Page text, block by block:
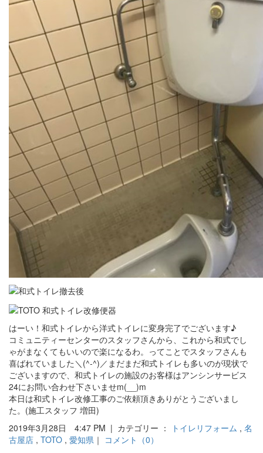
はーい！和式トイレから洋式トイレに変身完了でございます♪
コミュニティーセンターのスタッフさんから、これから和式でし
ゃがまなくてもいいので楽になるわ。ってことでスタッフさんも
喜ばれていました＼(^-^)／まだまだ和式トイレも多いのが現状で
ございますので、和式トイレの施設のお客様はアンシンサービス
24にお問い合わせ下さいませm(__)m
本日は和式トイレ改修工事のご依頼頂きありがとうございまし
た。(施工スタッフ 増田)
2019年3月28日 4:47 PM | カテゴリー ：
トイレリフォーム , 名
古屋店 , TOTO , 愛知県 ｜ コメント（0）